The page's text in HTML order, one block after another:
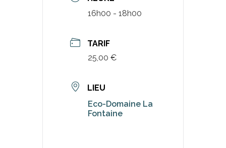
16h00 - 18h00
TARIF
25,00 €
LIEU
Eco-Domaine La
Fontaine